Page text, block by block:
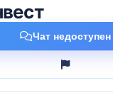
Чат недоступен